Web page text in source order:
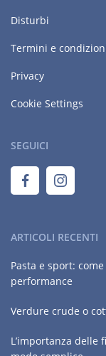
Disturbi
Termini e
Privacy
Cookie Settings
SEGUICI
ARTICOLI RECENTI
Pasta e sport:
performance
Verdure crude o
L’importanza